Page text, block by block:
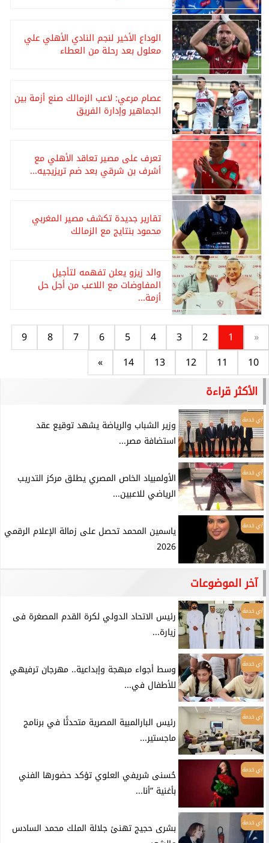
الوداع الأخير لنجم النادي الأهلي علي
معلول بعد رحلة من العطاء
عصام مرعي: لاعب الزمالك صنع أزمة بين
الجماهير وإدارة الفريق
تعرف على مصير تعاقد الأهلي مع
أشرف بن شرقي بعد ضم تريزيجيه...
تقارير جديدة تكشف مصير المغربي
محمود بنتايج مع الزمالك
والد زيزو يعلن تفهمه لتأجيل
المفاوضات مع اللاعب من أجل حل
أزمة...
«
1
2
3
4
5
6
7
8
9
10
11
12
13
14
»
الأكثر قراءة
أي خدمة
وزير الشباب والرياضة يشهد توقيع عقد
استضافة مصر...
أي خدمة
الأولمبياد الخاص المصري يطلق مركز التدريب
الرياضي للاعبين...
أي خدمة
ياسمين المحمد تحصل على زمالة الإعلام الرقمي
2026
آخر الموضوعات
أي خدمة
رئيس الاتحاد الدولي لكرة القدم المصغرة فى
زيارة...
أي خدمة
وسط أجواء مبهجة وإبداعية.. مهرجان ترفيهي
للأطفال في...
أي خدمة
رئيس البارالمبية المصرية متحدثًا في برنامج
ماجستير...
أي خدمة
حُسنى شريفي العلوي تؤكد حضورها الفني
بأغنية ”أنا...
أي خدمة
بشرى حجيج تهنئ جلالة الملك محمد السادس